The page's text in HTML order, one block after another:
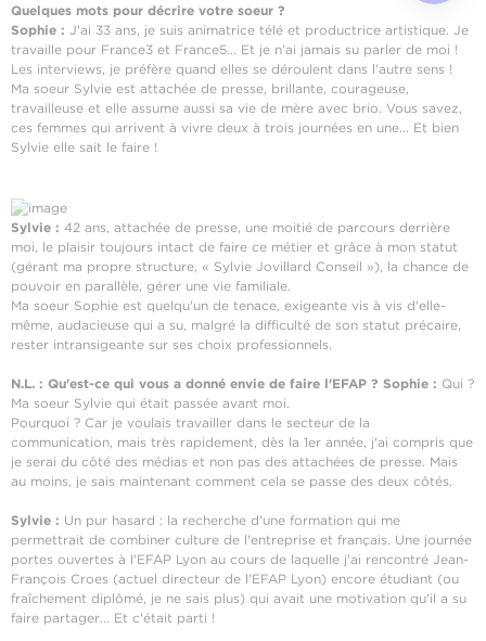
Quelques mots pour décrire votre soeur ?
Sophie : J'ai 33 ans, je suis animatrice télé et productrice artistique. Je
travaille pour France3 et France5... Et je n'ai jamais su parler de moi !
Les interviews, je préfère quand elles se déroulent dans l'autre sens !
Ma soeur Sylvie est attachée de presse, brillante, courageuse,
travailleuse et elle assume aussi sa vie de mère avec brio. Vous savez,
ces femmes qui arrivent à vivre deux à trois journées en une... Et bien
Sylvie elle sait le faire !
Sylvie : 42 ans, attachée de presse, une moitié de parcours derrière
moi, le plaisir toujours intact de faire ce métier et grâce à mon statut
(gérant ma propre structure, « Sylvie Jovillard Conseil »), la chance de
pouvoir en parallèle, gérer une vie familiale.
Ma soeur Sophie est quelqu'un de tenace, exigeante vis à vis d'elle-
même, audacieuse qui a su, malgré la difficulté de son statut précaire,
rester intransigeante sur ses choix professionnels.
N.L. : Qu'est-ce qui vous a donné envie de faire l'EFAP ? Sophie : Qui ?
Ma soeur Sylvie qui était passée avant moi.
Pourquoi ? Car je voulais travailler dans le secteur de la
communication, mais très rapidement, dès la 1er année, j'ai compris que
je serai du côté des médias et non pas des attachées de presse. Mais
au moins, je sais maintenant comment cela se passe des deux côtés.
Sylvie : Un pur hasard : la recherche d'une formation qui me
permettrait de combiner culture de l'entreprise et français. Une journée
portes ouvertes à l'EFAP Lyon au cours de laquelle j'ai rencontré Jean-
François Croes (actuel directeur de l'EFAP Lyon) encore étudiant (ou
fraîchement diplômé, je ne sais plus) qui avait une motivation qu'il a su
faire partager... Et c'était parti !